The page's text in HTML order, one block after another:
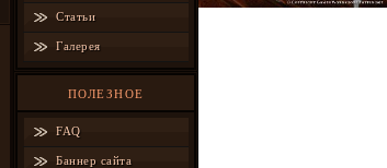
Статьи
Галерея
ПОЛЕЗНОЕ
FAQ
Баннер сайта